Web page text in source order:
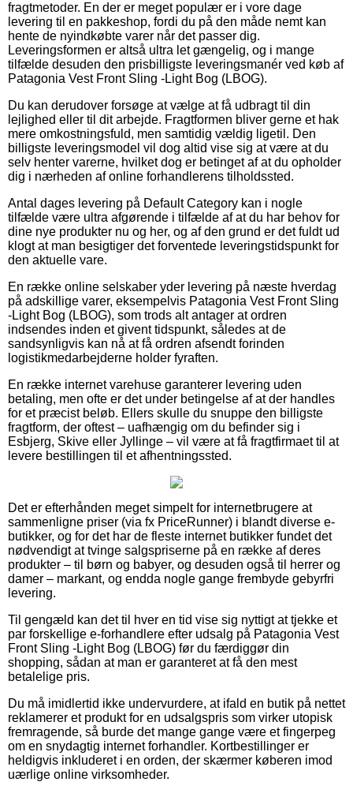
fragtmetoder. En der er meget populær er i vore dage
levering til en pakkeshop, fordi du på den måde nemt kan
hente de nyindkøbte varer når det passer dig.
Leveringsformen er altså ultra let gængelig, og i mange
tilfælde desuden den prisbilligste leveringsmanér ved køb af
Patagonia Vest Front Sling -Light Bog (LBOG).
Du kan derudover forsøge at vælge at få udbragt til din
lejlighed eller til dit arbejde. Fragtformen bliver gerne et hak
mere omkostningsfuld, men samtidig vældig ligetil. Den
billigste leveringsmodel vil dog altid vise sig at være at du
selv henter varerne, hvilket dog er betinget af at du opholder
dig i nærheden af online forhandlerens tilholdssted.
Antal dages levering på Default Category kan i nogle
tilfælde være ultra afgørende i tilfælde af at du har behov for
dine nye produkter nu og her, og af den grund er det fuldt ud
klogt at man besigtiger det forventede leveringstidspunkt for
den aktuelle vare.
En række online selskaber yder levering på næste hverdag
på adskillige varer, eksempelvis Patagonia Vest Front Sling
-Light Bog (LBOG), som trods alt antager at ordren
indsendes inden et givent tidspunkt, således at de
sandsynligvis kan nå at få ordren afsendt forinden
logistikmedarbejderne holder fyraften.
En række internet varehuse garanterer levering uden
betaling, men ofte er det under betingelse af at der handles
for et præcist beløb. Ellers skulle du snuppe den billigste
fragtform, der oftest – uafhængig om du befinder sig i
Esbjerg, Skive eller Jyllinge – vil være at få fragtfirmaet til at
levere bestillingen til et afhentningssted.
Det er efterhånden meget simpelt for internetbrugere at
sammenligne priser (via fx PriceRunner) i blandt diverse e-
butikker, og for det har de fleste internet butikker fundet det
nødvendigt at tvinge salgspriserne på en række af deres
produkter – til børn og babyer, og desuden også til herrer og
damer – markant, og endda nogle gange frembyde gebyrfri
levering.
Til gengæld kan det til hver en tid vise sig nyttigt at tjekke et
par forskellige e-forhandlere efter udsalg på Patagonia Vest
Front Sling -Light Bog (LBOG) før du færdiggør din
shopping, sådan at man er garanteret at få den mest
betalelige pris.
Du må imidlertid ikke undervurdere, at ifald en butik på nettet
reklamerer et produkt for en udsalgspris som virker utopisk
fremragende, så burde det mange gange være et fingerpeg
om en snydagtig internet forhandler. Kortbestillinger er
heldigvis inkluderet i en orden, der skærmer køberen imod
uærlige online virksomheder.